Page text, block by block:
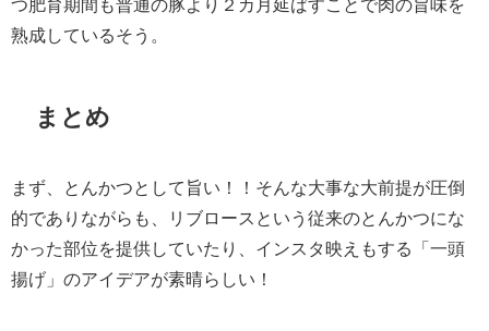
つ肥育期間も普通の豚より２カ月延ばすことで肉の旨味を
熟成しているそう。
まとめ
まず、とんかつとして旨い！！そんな大事な大前提が圧倒
的でありながらも、リブロースという従来のとんかつにな
かった部位を提供していたり、インスタ映えもする「一頭
揚げ」のアイデアが素晴らしい！